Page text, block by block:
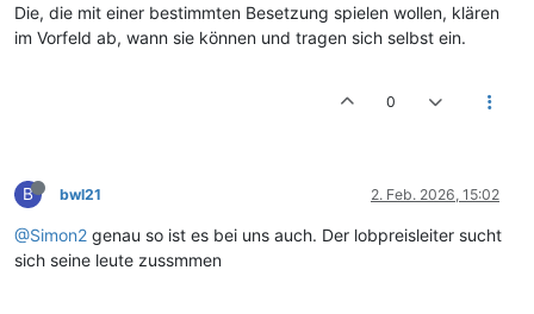
Die, die mit einer bestimmten Besetzung spielen wollen, klären
im Vorfeld ab, wann sie können und tragen sich selbst ein.
0
B bwl21 2. Feb. 2026, 15:02
@Simon2 genau so ist es bei uns auch. Der lobpreisleiter sucht
sich seine leute zussmmen